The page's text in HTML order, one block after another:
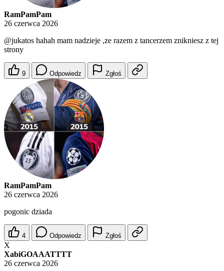
RamPamPam
26 czerwca 2026
@jukatos hahah mam nadzieje ,ze razem z tancerzem znikniesz z tej
strony
9 Odpowiedz Zgłoś
RamPamPam
26 czerwca 2026
pogonic dziada
4 Odpowiedz Zgłoś
X
XabiGOAAATTTT
26 czerwca 2026